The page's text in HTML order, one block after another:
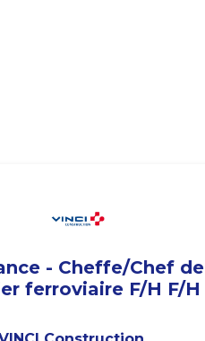
- Cheffe/Chef de
ferroviaire F/H F/H